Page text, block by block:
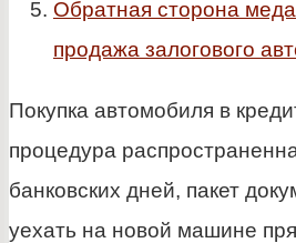
Обратная сторона
продажа залогового
Покупка автомобиля в
процедура
банковских дней, пакет
уехать на новой машине